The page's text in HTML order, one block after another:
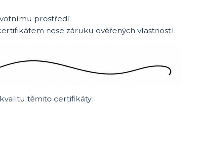
prostředí.
nese záruku ověřených vlastností.
těmito certifikáty: